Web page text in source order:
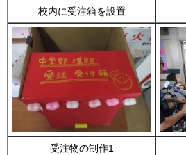
校内に受注箱を設置
受注物の制作1